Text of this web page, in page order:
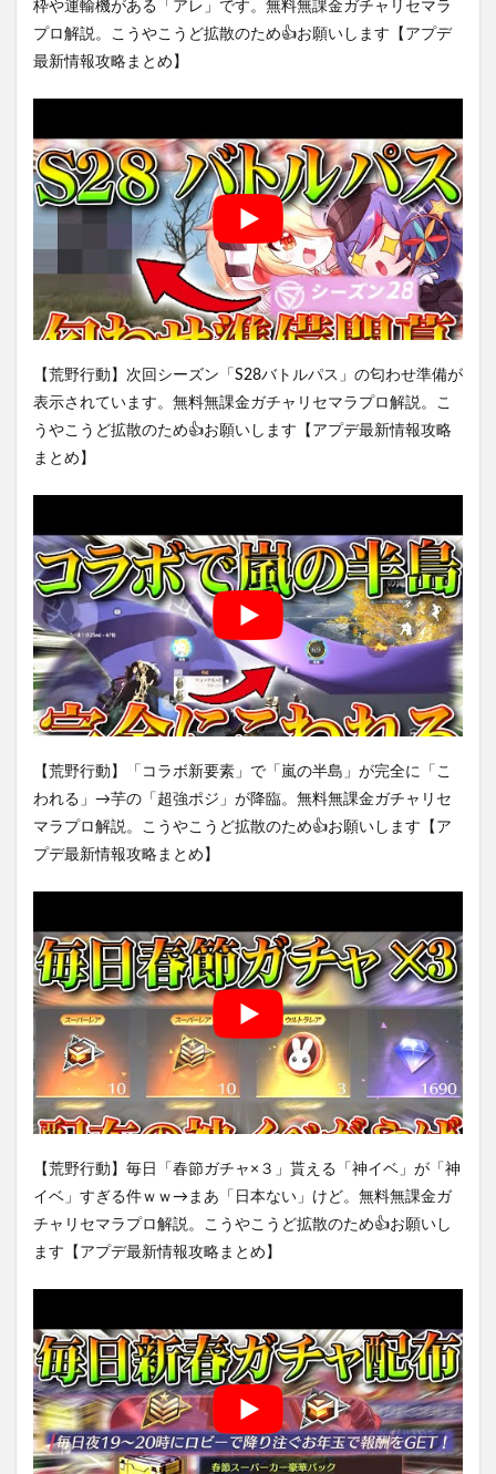
枠や運輸機がある「アレ」です。無料無課金ガチャリセマラ
プロ解説。こうやこうど拡散のため👍お願いします【アプデ
最新情報攻略まとめ】
【荒野行動】次回シーズン「S28バトルパス」の匂わせ準備が
表示されています。無料無課金ガチャリセマラプロ解説。こ
うやこうど拡散のため👍お願いします【アプデ最新情報攻略
まとめ】
【荒野行動】「コラボ新要素」で「嵐の半島」が完全に「こ
われる」→芋の「超強ポジ」が降臨。無料無課金ガチャリセ
マラプロ解説。こうやこうど拡散のため👍お願いします【ア
プデ最新情報攻略まとめ】
【荒野行動】毎日「春節ガチャ×３」貰える「神イベ」が「神
イベ」すぎる件ｗｗ→まあ「日本ない」けど。無料無課金ガ
チャリセマラプロ解説。こうやこうど拡散のため👍お願いし
ます【アプデ最新情報攻略まとめ】